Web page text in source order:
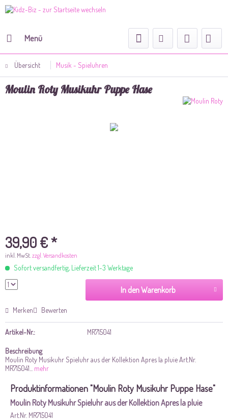
Menü
Übersicht Musik - Spieluhren
Moulin Roty Musikuhr Puppe Hase
39,90 € *
inkl. MwSt.zzgl. Versandkosten
Sofort versandfertig, Lieferzeit 1-3 Werktage
In den Warenkorb
Merken Bewerten
Artikel-Nr.: MR715041
Beschreibung
Moulin Roty Musikuhr Spieluhr aus der Kollektion Apres la pluie Art.Nr.
MR715041...
mehr
Produktinformationen "Moulin Roty Musikuhr Puppe Hase"
Moulin Roty Musikuhr Spieluhr aus der Kollektion Apres la pluie
Art.Nr. MR715041